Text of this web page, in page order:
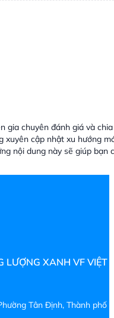
gia chuyên đánh giá và
xuyên cập nhật xu hướng
nội dung này sẽ giúp
LƯỢNG XANH VF VIỆT
Tân Định, Thành phố